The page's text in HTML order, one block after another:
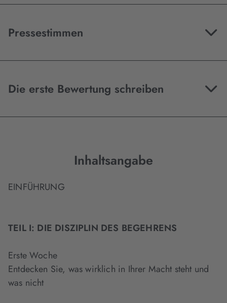
Pressestimmen
Die erste Bewertung schreiben
Inhaltsangabe
EINFÜHRUNG
TEIL I: DIE DISZIPLIN DES BEGEHRENS
Erste Woche
Entdecken Sie, was wirklich in Ihrer Macht steht und
was nicht